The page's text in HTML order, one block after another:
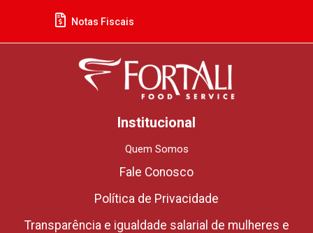
Notas Fiscais
Institucional
Quem Somos
Fale Conosco
Política de Privacidade
Transparência e igualdade salarial de mulheres e